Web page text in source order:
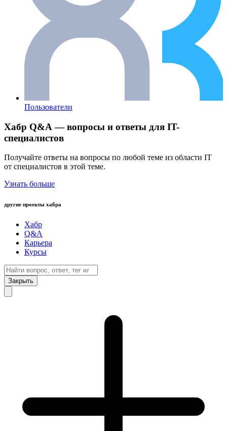
Пользователи
Хабр Q&A — вопросы и ответы для IT-
специалистов
Получайте ответы на вопросы по любой теме из области IT
от специалистов в этой теме.
Узнать больше
другие проекты хабра
Хабр
Q&A
Карьера
Курсы
Закрыть